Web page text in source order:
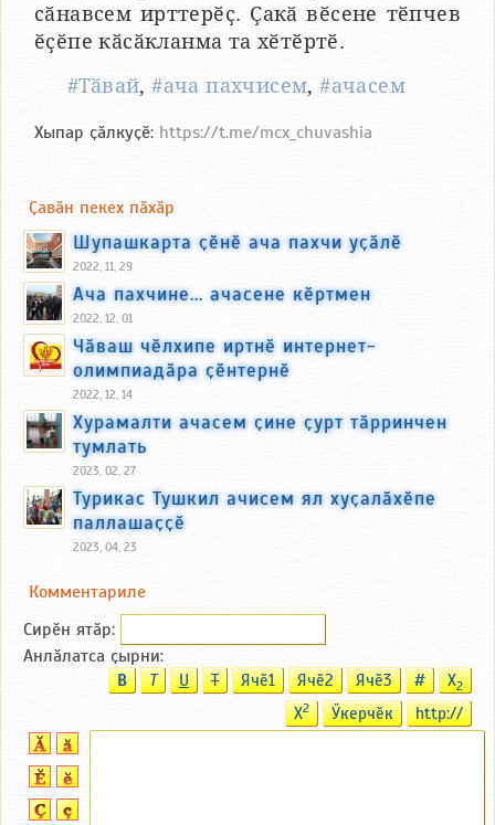
сӑнавсем ирттерӗҫ. Ҫакӑ вӗсене тӗпчев
ӗҫӗпе кӑсӑкланма та хӗтӗртӗ.
#Тӑвай,#ача пахчисем,#ачасем
Хыпар ҫӑлкуҫӗ: https://t.me/mcx_chuvashia
Ҫавӑн пекех пӑхӑр
Шупашкарта ҫӗнӗ ача пахчи уҫӑлӗ
2022, 11, 29
Ача пахчине... ачасене кӗртмен
2022, 12, 01
Чӑваш чӗлхипе иртнӗ интернет-
олимпиадӑра ҫӗнтернӗ
2022, 12, 14
Хурамалти ачасем ҫине ҫурт тӑрринчен
тумлать
2023, 02, 27
Турикас Тушкил ачисем ял хуҫалӑхӗпе
паллашаҫҫӗ
2023, 04, 23
Комментариле
Сирӗн ятӑp:
Анлӑлатса ҫырни:
B T U T Ячӗ1 Ячӗ2 Ячӗ3 # X2
X2 Ӳкерчӗк http://